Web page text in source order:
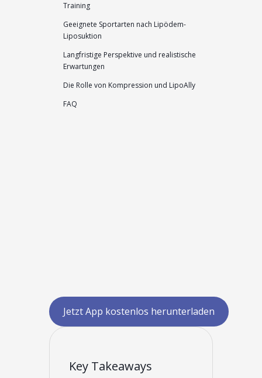
Training
Geeignete Sportarten nach Lipödem-
Liposuktion
Langfristige Perspektive und realistische
Erwartungen
Die Rolle von Kompression und LipoAlly
FAQ
Jetzt App kostenlos herunterladen
Key Takeaways